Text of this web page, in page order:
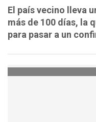
El país vecino lleva
más de 100 días, la
para pasar a un